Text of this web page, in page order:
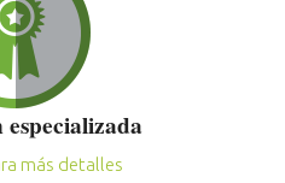
más detalles